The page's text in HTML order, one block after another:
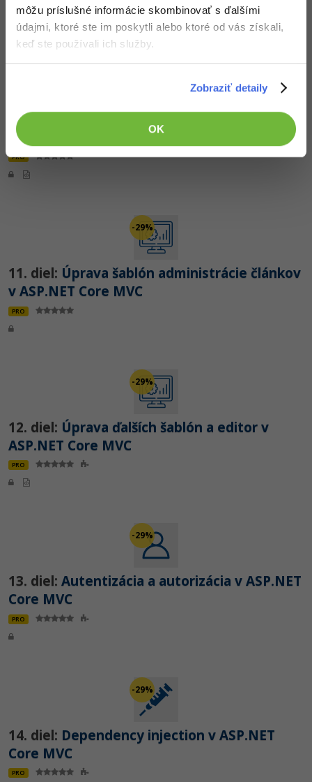
môžu príslušné informácie skombinovať s ďalšími
údajmi, ktoré ste im poskytli alebo ktoré od vás získali,
keď ste používali ich služby.
Zobraziť detaily
OK
Praktické cvičenie:
lekcii frameworku ASP.NET Core MVC
PRO
-29%
11. diel: Úprava šablón administrácie článkov
v ASP.NET Core MVC
PRO
-29%
12. diel: Úprava ďalších šablón a editor v
ASP.NET Core MVC
PRO
-29%
13. diel: Autentizácia a autorizácia v ASP.NET
Core MVC
PRO
-29%
14. diel: Dependency injection v ASP.NET
Core MVC
PRO